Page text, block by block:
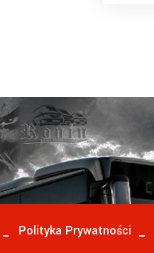
Polityka Prywatności